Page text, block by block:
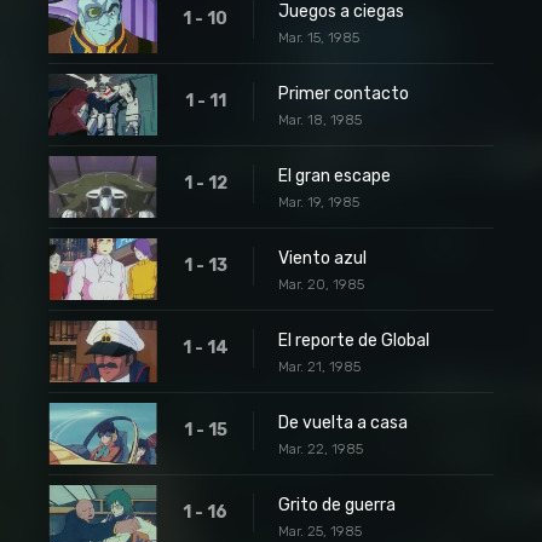
1 - 10 Juegos a ciegas
Mar. 15, 1985
1 - 11 Primer contacto
Mar. 18, 1985
1 - 12 El gran escape
Mar. 19, 1985
1 - 13 Viento azul
Mar. 20, 1985
1 - 14 El reporte de Global
Mar. 21, 1985
1 - 15 De vuelta a casa
Mar. 22, 1985
1 - 16 Grito de guerra
Mar. 25, 1985